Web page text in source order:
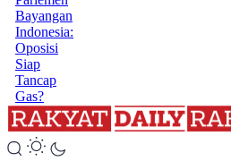
Bayangan
Indonesia:
Oposisi
Siap
Tancap
Gas?